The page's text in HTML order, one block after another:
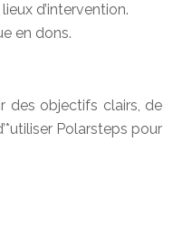
d’intervention.
en dons.
des objectifs clairs, de
Polarsteps pour